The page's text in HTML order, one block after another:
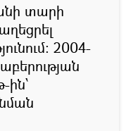
տարի
2004-